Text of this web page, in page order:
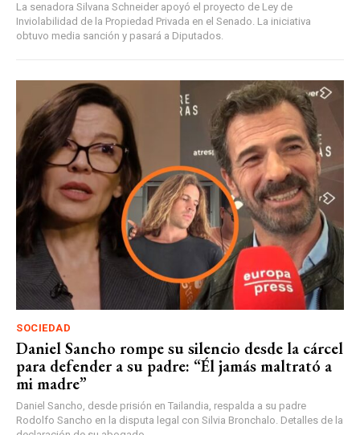
La senadora Silvana Schneider apoyó el proyecto de Ley de
Inviolabilidad de la Propiedad Privada en el Senado. La iniciativa
obtuvo media sanción y pasará a Diputados.
SOCIEDAD
Daniel Sancho rompe su silencio desde la cárcel
para defender a su padre: “Él jamás maltrató a
mi madre”
Daniel Sancho, desde prisión en Tailandia, respalda a su padre
Rodolfo Sancho en la disputa legal con Silvia Bronchalo. Detalles de la